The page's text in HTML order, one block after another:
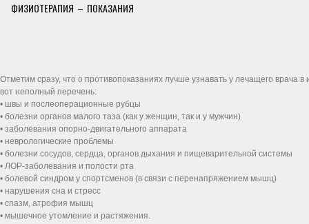
ФИЗИОТЕРАПИЯ – ПОКАЗАНИЯ
Отметим сразу, что о противопоказаниях лучше узнавать у лечащего
вот неполный перечень:
• швы и послеоперационные рубцы
• болезни органов малого таза (как у женщин, так и у мужчин)
• заболевания опорно-двигательного аппарата
• неврологические проблемы
• болезни сосудов, сердца, органов дыхания и пищеварительной системы
• ЛОР-заболевания и полости рта
• болевой синдром у спортсменов (в связи с перенапряжением мышц)
• нарушения сна и стресс
• спазм, атрофия мышц
• мышечное утомление и растяжения.